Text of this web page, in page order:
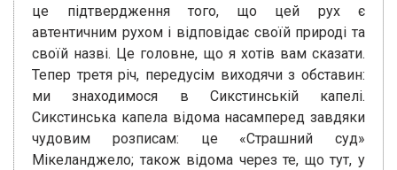
це підтвердження того, що цей рух є
автентичним рухом і відповідає своїй природі та
своїй назві. Це головне, що я хотів вам сказати.
Тепер третя річ, передусім виходячи з обставин:
ми знаходимося в Сикстинській капелі.
Сикстинська капела відома насамперед завдяки
чудовим розписам: це «Страшний суд»
Мікеланджело; також відома через те, що тут, у